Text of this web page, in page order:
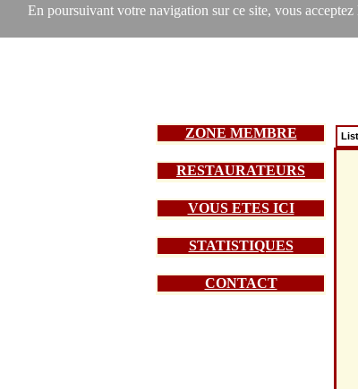
En poursuivant votre navigation sur ce site, vous
ZONE MEMBRE
RESTAURATEURS
VOUS ETES ICI
STATISTIQUES
CONTACT